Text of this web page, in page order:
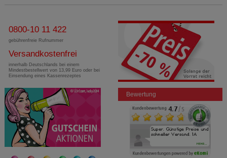
0800-10 11 422
gebührenfreie Rufnummer
Versandkostenfrei
innerhalb Deutschlands bei einem
Mindestbestellwert von 13,99 Euro oder bei
Einsendung eines Kassenrezeptes
Bewertung